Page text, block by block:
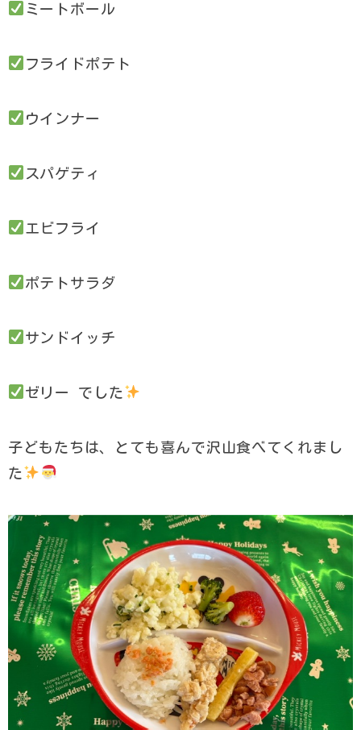
ミートボール
フライドポテト
ウインナー
スパゲティ
エビフライ
ポテトサラダ
サンドイッチ
ゼリー でした
子どもたちは、とても喜んで沢山食べてくれまし
た